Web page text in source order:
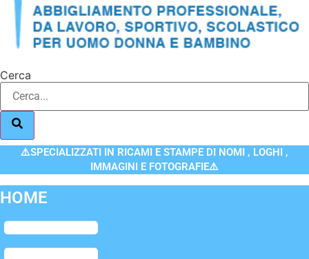
Cerca
⚠️SPECIALIZZATI IN RICAMI E STAMPE DI NOMI , LOGHI ,
IMMAGINI E FOTOGRAFIE⚠️
HOME
Flyout
Menu